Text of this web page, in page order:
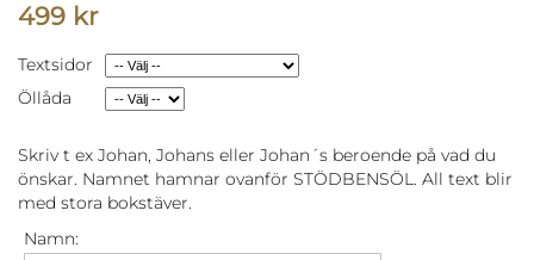
499 kr
Textsidor
Öllåda
Skriv t ex Johan, Johans eller Johan´s beroende på vad du
önskar. Namnet hamnar ovanför STÖDBENSÖL. All text blir
med stora bokstäver.
Namn: